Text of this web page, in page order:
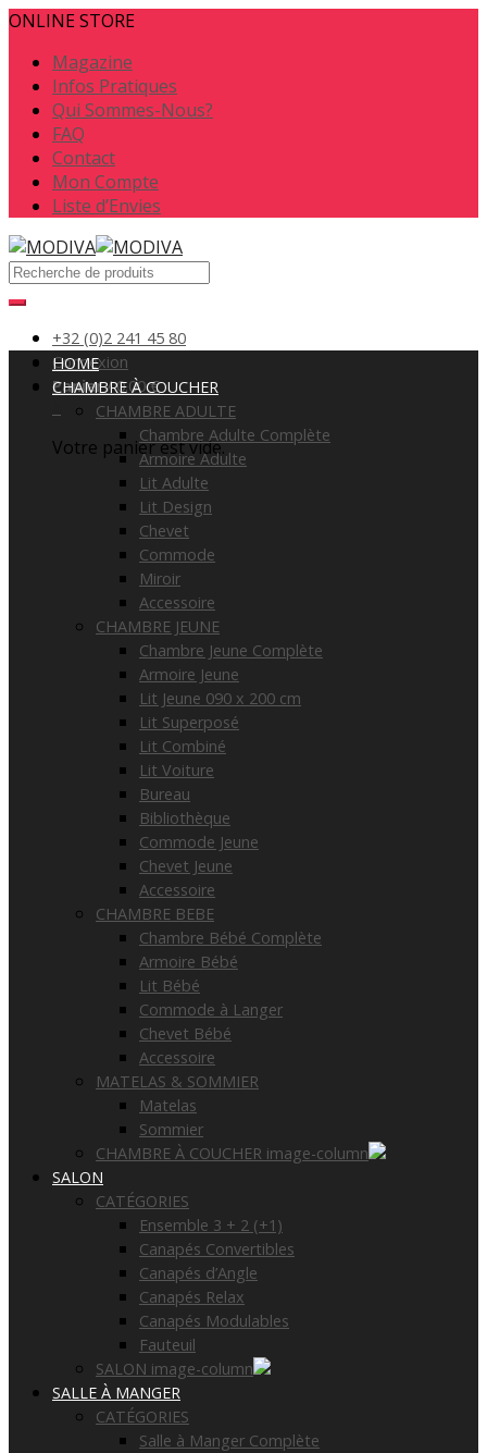
ONLINE STORE
Magazine
Infos Pratiques
Qui Sommes-Nous?
FAQ
Contact
Mon Compte
Liste d’Envies
+32 (0)2 241 45 80
Connexion
Panier /0.00€
Votre panier est vide.
HOME
CHAMBRE À COUCHER
CHAMBRE ADULTE
Chambre Adulte Complète
Armoire Adulte
Lit Adulte
Lit Design
Chevet
Commode
Miroir
Accessoire
CHAMBRE JEUNE
Chambre Jeune Complète
Armoire Jeune
Lit Jeune 090 x 200 cm
Lit Superposé
Lit Combiné
Lit Voiture
Bureau
Bibliothèque
Commode Jeune
Chevet Jeune
Accessoire
CHAMBRE BEBE
Chambre Bébé Complète
Armoire Bébé
Lit Bébé
Commode à Langer
Chevet Bébé
Accessoire
MATELAS & SOMMIER
Matelas
Sommier
CHAMBRE À COUCHER image-column
SALON
CATÉGORIES
Ensemble 3 + 2 (+1)
Canapés Convertibles
Canapés d’Angle
Canapés Relax
Canapés Modulables
Fauteuil
SALON image-column
SALLE À MANGER
CATÉGORIES
Salle à Manger Complète